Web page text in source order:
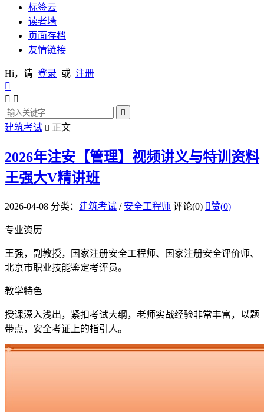
标签云
读者墙
页面存档
友情链接
Hi，请 登录 或 注册

 

建筑考试  正文
2026年注安【管理】视频讲义与特训资料
王强大V精讲班
2026-04-08 分类： 建筑考试 / 安全工程师 评论(0) 赞(0)
专业资历
王强，副教授，国家注册安全工程师、国家注册安全评价师、
北京市职业技能鉴定考评员。
教学特色
授课深入浅出，紧扣考试大纲，老师实战经验非常丰富，以题
带点，安全考证上的指引人。